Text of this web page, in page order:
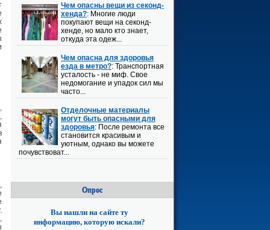
Чем опасны вещи из секонд-
хенда?: Многие люди
покупают вещи на секонд-
хенде, но мало кто знает,
откуда эта одеж...
Чем опасна для здоровья
езда в метро?: Транспортная
усталость - не миф. Свое
недомогание и упадок сил мы
часто...
Отделочные материалы
могут быть опасными для
здоровья: После ремонта все
становится красивым и
уютным, однако вы можете
почувствоват...
Опрос
Вы нашли на сайте ту
информацию, которую искали?